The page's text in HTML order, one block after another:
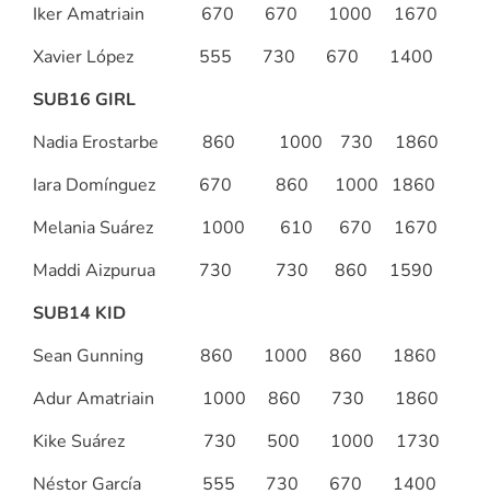
Iker Amatriain 670 670 1000 1670
Xavier López 555 730 670 1400
SUB16 GIRL
Nadia Erostarbe 860 1000 730 1860
Iara Domínguez 670 860 1000 1860
Melania Suárez 1000 610 670 1670
Maddi Aizpurua 730 730 860 1590
SUB14 KID
Sean Gunning 860 1000 860 1860
Adur Amatriain 1000 860 730 1860
Kike Suárez 730 500 1000 1730
Néstor García 555 730 670 1400